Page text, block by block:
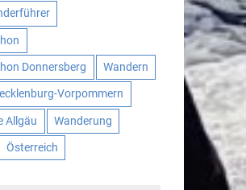
Donnersberg Wandern
Vorpommern
Allgäu Wanderung
Österreich